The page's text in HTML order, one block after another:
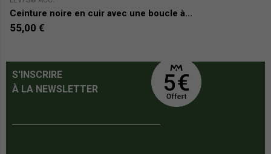
Ceinture noire en cuir avec une boucle à...
55,00 €
S'INSCRIRE
À LA NEWSLETTER